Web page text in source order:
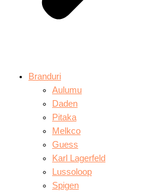
Branduri
Aulumu
Daden
Pitaka
Melkco
Guess
Karl Lagerfeld
Lussoloop
Spigen